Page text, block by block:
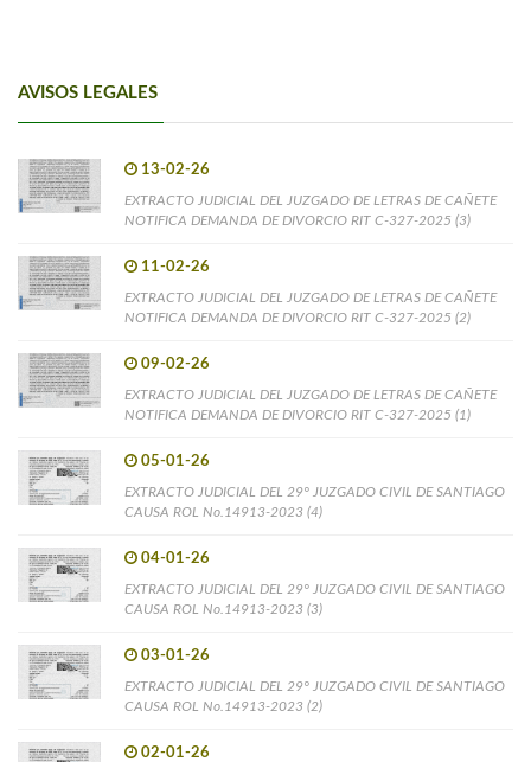
AVISOS LEGALES
13-02-26
EXTRACTO JUDICIAL DEL JUZGADO DE LETRAS DE CAÑETE
NOTIFICA DEMANDA DE DIVORCIO RIT C-327-2025 (3)
11-02-26
EXTRACTO JUDICIAL DEL JUZGADO DE LETRAS DE CAÑETE
NOTIFICA DEMANDA DE DIVORCIO RIT C-327-2025 (2)
09-02-26
EXTRACTO JUDICIAL DEL JUZGADO DE LETRAS DE CAÑETE
NOTIFICA DEMANDA DE DIVORCIO RIT C-327-2025 (1)
05-01-26
EXTRACTO JUDICIAL DEL 29° JUZGADO CIVIL DE SANTIAGO
CAUSA ROL No.14913-2023 (4)
04-01-26
EXTRACTO JUDICIAL DEL 29° JUZGADO CIVIL DE SANTIAGO
CAUSA ROL No.14913-2023 (3)
03-01-26
EXTRACTO JUDICIAL DEL 29° JUZGADO CIVIL DE SANTIAGO
CAUSA ROL No.14913-2023 (2)
02-01-26